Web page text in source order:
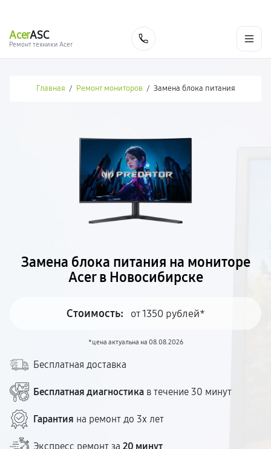
AcerASC
Ремонт техники Acer
Главная / Ремонт мониторов / Замена блока питания
Замена блока питания на мониторе
Acer в Новосибирске
Стоимость: от 1350 рублей*
*цена актуальна на 08.08.2026
Бесплатная доставка
Бесплатная диагностика в течение 30 минут
Гарантия на ремонт до 3х лет
Экспресс ремонт за 20 минут